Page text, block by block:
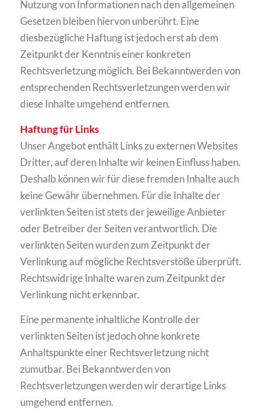
Nutzung von Informationen nach den allgemeinen
Gesetzen bleiben hiervon unberührt. Eine
diesbezügliche Haftung ist jedoch erst ab dem
Zeitpunkt der Kenntnis einer konkreten
Rechtsverletzung möglich. Bei Bekanntwerden von
entsprechenden Rechtsverletzungen werden wir
diese Inhalte umgehend entfernen.
Haftung für Links
Unser Angebot enthält Links zu externen Websites
Dritter, auf deren Inhalte wir keinen Einfluss haben.
Deshalb können wir für diese fremden Inhalte auch
keine Gewähr übernehmen. Für die Inhalte der
verlinkten Seiten ist stets der jeweilige Anbieter
oder Betreiber der Seiten verantwortlich. Die
verlinkten Seiten wurden zum Zeitpunkt der
Verlinkung auf mögliche Rechtsverstöße überprüft.
Rechtswidrige Inhalte waren zum Zeitpunkt der
Verlinkung nicht erkennbar.
Eine permanente inhaltliche Kontrolle der
verlinkten Seiten ist jedoch ohne konkrete
Anhaltspunkte einer Rechtsverletzung nicht
zumutbar. Bei Bekanntwerden von
Rechtsverletzungen werden wir derartige Links
umgehend entfernen.